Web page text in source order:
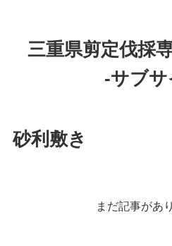
三重県剪定伐採
-サブ
砂利敷き
まだ記事があ